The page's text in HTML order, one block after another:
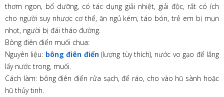
thơm ngon, bổ dưỡng, có tác dụng giải nhiệt, giải độc, rất có ích
cho người suy nhược cơ thể, ăn ngủ kém, táo bón, trẻ em bị mụn
nhọt, người bị đái tháo đường.
Bông điên điển muối chua:
Nguyên liệu: bông điên điển(lượng tùy thích), nước vo gạo để lắng
lấy nước trong, muối.
Cách làm: bông điên điển rửa sạch, để ráo, cho vào hũ sành hoặc
hũ thủy tinh.